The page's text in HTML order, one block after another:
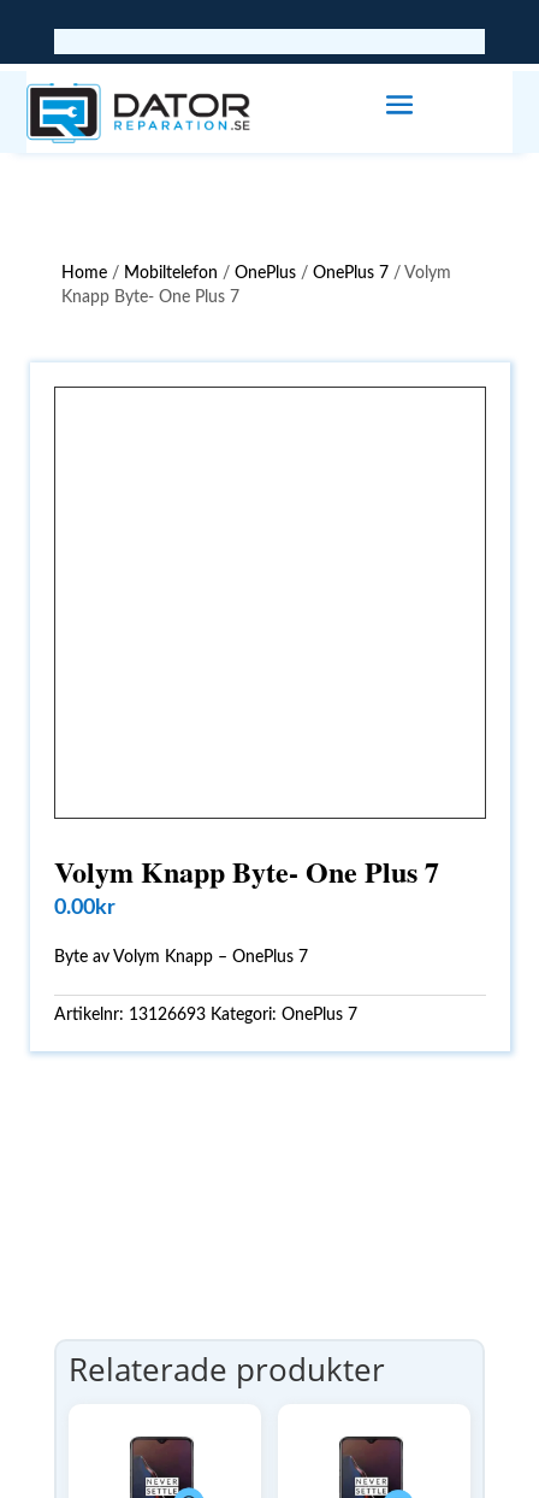
Home / Mobiltelefon /OnePlus /OnePlus 7 / Volym
Knapp Byte- One Plus 7
Volym Knapp Byte- One Plus 7
0.00kr
Byte av Volym Knapp – OnePlus 7
Artikelnr: 13126693 Kategori:OnePlus 7
Relaterade produkter